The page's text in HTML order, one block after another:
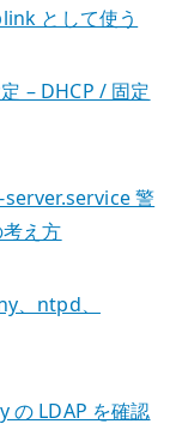
として使う
– DHCP / 固定
警
え方
、ntpd、
LDAP を確認